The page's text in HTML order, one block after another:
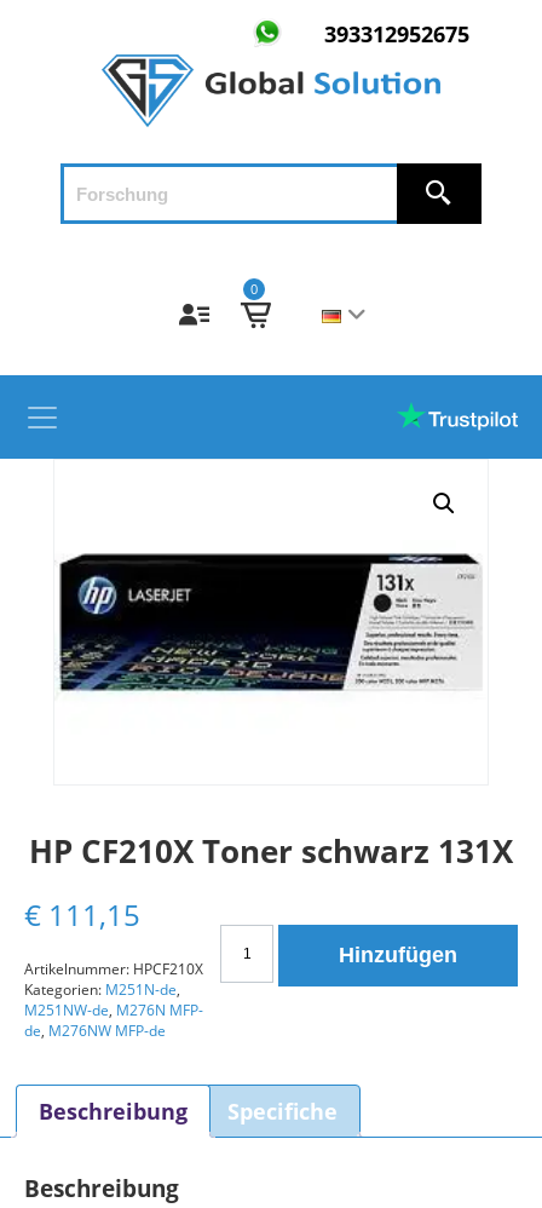
393312952675
0
HP CF210X Toner schwarz 131X
€ 111,15
CF210X
Toner
Menge
Hinzufügen
Artikelnummer: HPCF210X
Kategorien: M251N-de,
M251NW-de, M276N MFP-
de, M276NW MFP-de
Beschreibung Specifiche
Beschreibung